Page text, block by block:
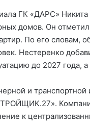
ГК «ДАРС»
домов. Он
По его словам,
Нестеренко
до 2027
и
к